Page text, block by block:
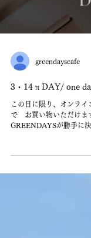
greendayscafe
3・14 π DAY/ one
この日に限り、オンラ
で お買い物いただけま
GREENDAYSが勝手に